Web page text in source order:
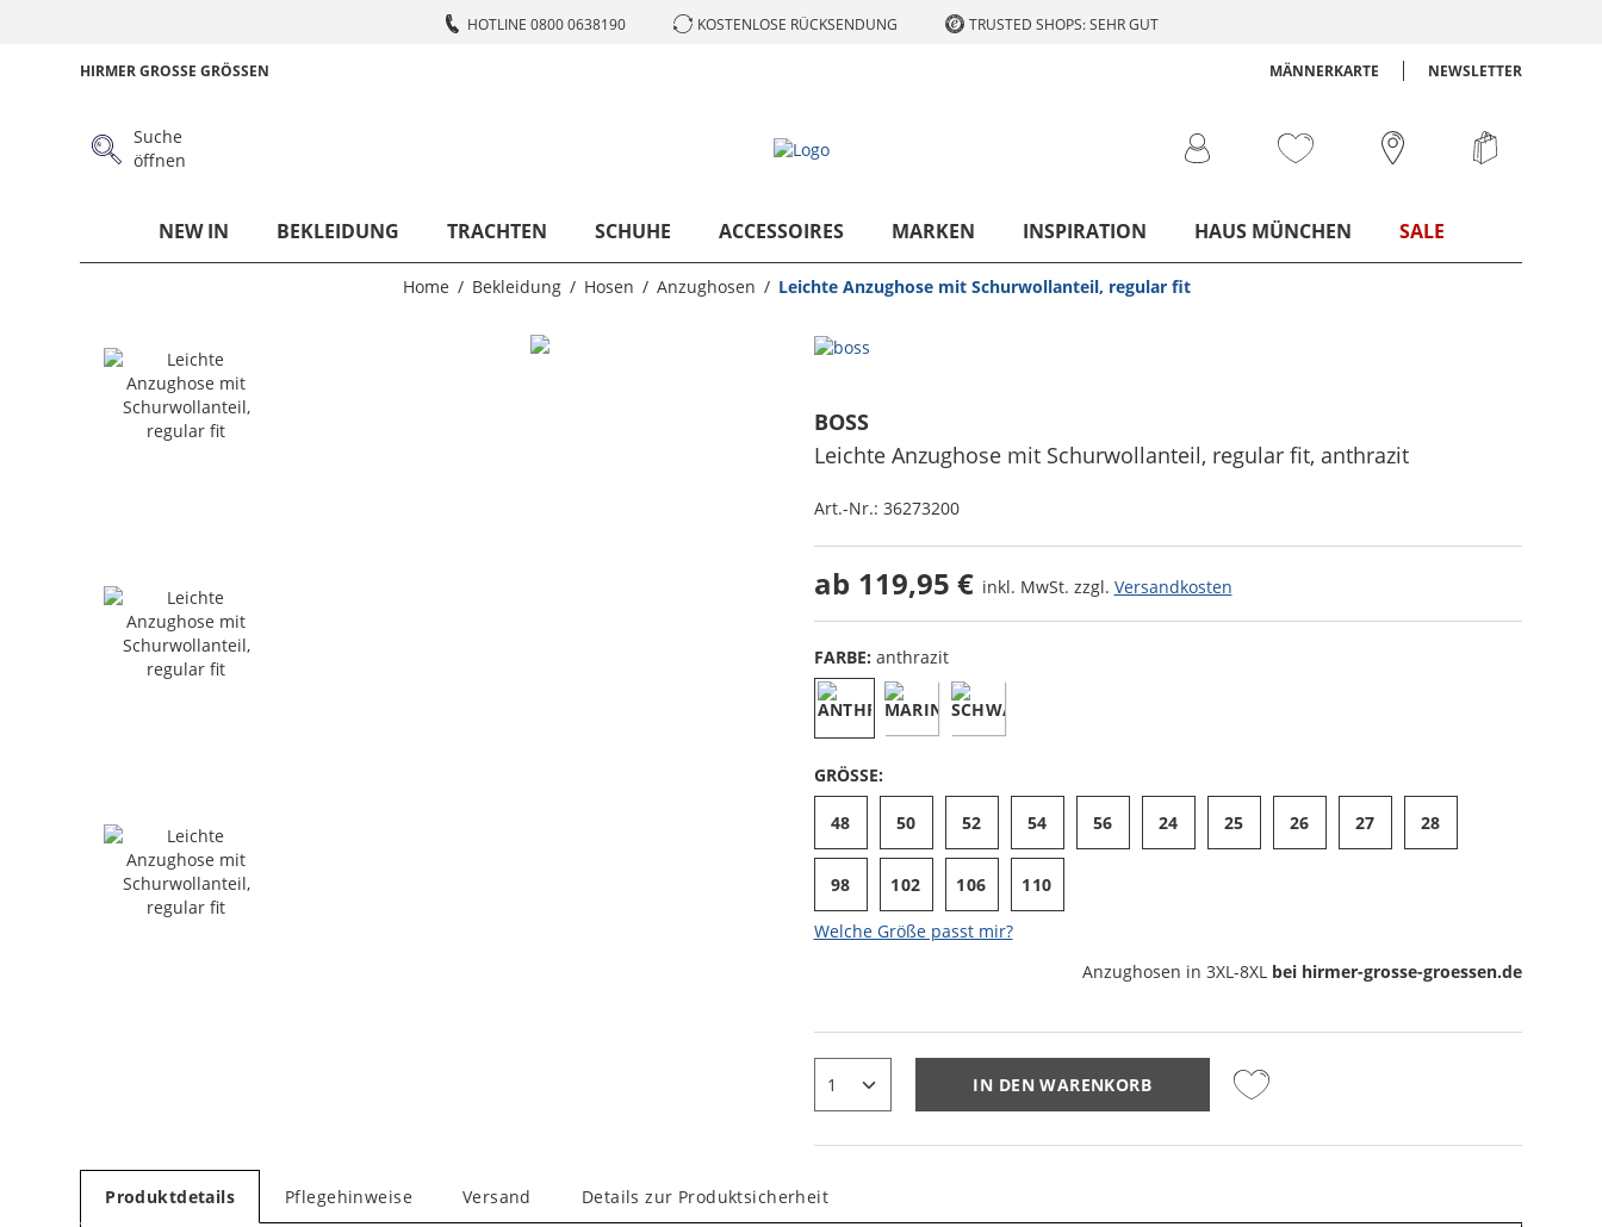
HOTLINE 0800 0638190 KOSTENLOSE RÜCKSENDUNG TRUSTED SHOPS: SEHR GUT
HIRMER GROSSE GRÖSSEN MÄNNERKARTE NEWSLETTER
Suche
öffnen
NEW IN BEKLEIDUNG TRACHTEN SCHUHE ACCESSOIRES MARKEN INSPIRATION HAUS MÜNCHEN SALE
Home Bekleidung Hosen Anzughosen Leichte Anzughose mit Schurwollanteil, regular fit
BOSS
Leichte Anzughose mit Schurwollanteil, regular fit, anthrazit
Art.-Nr.: 36273200
ab 119,95 € inkl. MwSt. zzgl. Versandkosten
FARBE: anthrazit
GRÖSSE:
48 50 52 54 56 24 25 26 27 28
98 102 106 110
Welche Größe passt mir?
Anzughosen in 3XL-8XL bei hirmer-grosse-groessen.de
IN DEN WARENKORB
Produktdetails Pflegehinweise Versand Details zur Produktsicherheit